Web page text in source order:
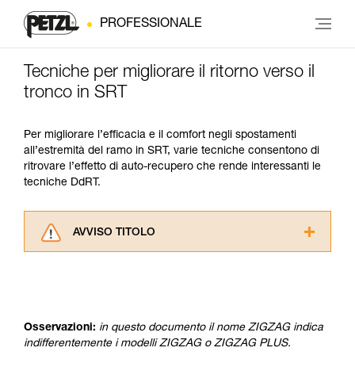
PROFESSIONALE
Tecniche per migliorare il ritorno verso il
tronco in SRT
Per migliorare l’efficacia e il comfort negli spostamenti
all’estremità del ramo in SRT, varie tecniche consentono di
ritrovare l’effetto di auto-recupero che rende interessanti le
tecniche DdRT.
AVVISO TITOLO
capire queste ulteriori informazioni.
La padronanza di queste tecniche richiede una
Osservazioni: in questo documento il nome ZIGZAG indica
indifferentemente i modelli ZIGZAG o ZIGZAG PLUS.